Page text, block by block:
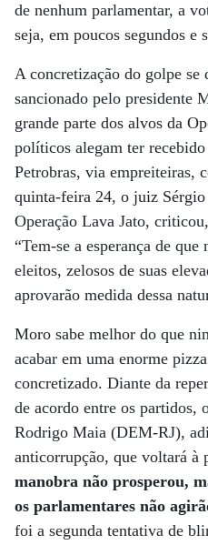
de nenhum parlamentar, a
seja, em poucos segundos e
A concretização do golpe se
sancionado pelo presidente
grande parte dos alvos da
políticos alegam ter
Petrobras, via empreiteiras,
quinta-feira 24, o juiz
Operação Lava Jato,
“Tem-se a esperança de que
eleitos, zelosos de suas
aprovarão medida dessa
Moro sabe melhor do que
acabar em uma enorme
concretizado. Diante da
de acordo entre os partidos,
Rodrigo Maia (DEM-RJ),
anticorrupção, que voltará à
manobra não prosperou,
os parlamentares não
foi a segunda tentativa de